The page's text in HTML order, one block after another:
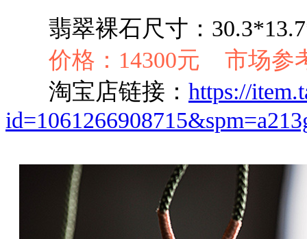
翡翠裸石尺寸：
价格：14300元 市场参
淘宝店链接： https://